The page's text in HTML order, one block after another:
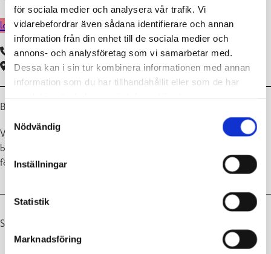
för sociala medier och analysera vår trafik. Vi
vidarebefordrar även sådana identifierare och annan
information från din enhet till de sociala medier och
annons- och analysföretag som vi samarbetar med.
Dessa kan i sin tur kombinera informationen med annan
information som du har tillhandahållit eller som de har
Nödvändig
Inställningar
Statistik
Marknadsföring
logga in i peda.net
019 289 2659
Båssabölevägen 3, 10650 Ekenäs
Björnidet är en avdelning för barn i ålder 3-5 år.
Vi arbetar med smågruppsarbete. Det betyder att vi delar in
barngruppen i tre smågrupper, t.ex. då vi går ut, pysslar, leker osv.,
för att få en lugn och stressfri dag för barnen.
Senast uppdaterad 07.07.2025